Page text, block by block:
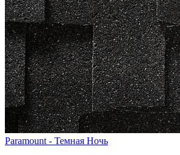
Paramount - Темная Ночь